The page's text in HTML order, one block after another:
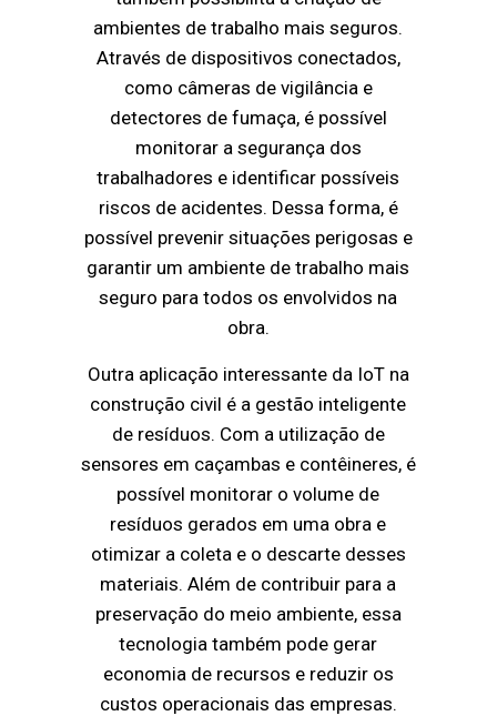
ambientes de trabalho mais seguros.
Através de dispositivos conectados,
como câmeras de vigilância e
detectores de fumaça, é possível
monitorar a segurança dos
trabalhadores e identificar possíveis
riscos de acidentes. Dessa forma, é
possível prevenir situações perigosas e
garantir um ambiente de trabalho mais
seguro para todos os envolvidos na
obra.
Outra aplicação interessante da IoT na
construção civil é a gestão inteligente
de resíduos. Com a utilização de
sensores em caçambas e contêineres, é
possível monitorar o volume de
resíduos gerados em uma obra e
otimizar a coleta e o descarte desses
materiais. Além de contribuir para a
preservação do meio ambiente, essa
tecnologia também pode gerar
economia de recursos e reduzir os
custos operacionais das empresas.